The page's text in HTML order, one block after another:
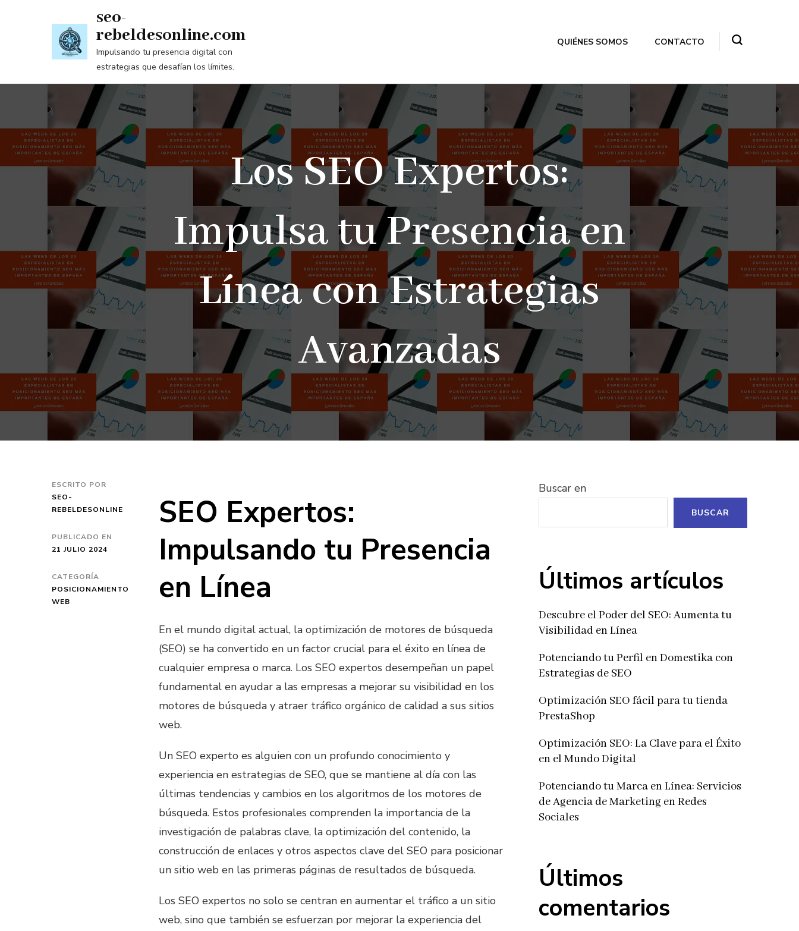
la
seo-
rebeldesonline.com
Impulsando tu presencia digital con
estrategias que desafían los límites.
QUIÉNES SOMOS CONTACTO
Los SEO Expertos:
Impulsa tu Presencia en
Línea con Estrategias
Avanzadas
ESCRITO POR
SEO-
REBELDESONLINE
PUBLICADO EN
21 JULIO 2024
CATEGORÍA
POSICIONAMIENTO
WEB
SEO Expertos:
Impulsando tu Presencia
en Línea
En el mundo digital actual, la optimización de motores de búsqueda
(SEO) se ha convertido en un factor crucial para el éxito en línea de
cualquier empresa o marca. Los SEO expertos desempeñan un papel
fundamental en ayudar a las empresas a mejorar su visibilidad en los
motores de búsqueda y atraer tráfico orgánico de calidad a sus sitios
web.
Un SEO experto es alguien con un profundo conocimiento y
experiencia en estrategias de SEO, que se mantiene al día con las
últimas tendencias y cambios en los algoritmos de los motores de
búsqueda. Estos profesionales comprenden la importancia de la
investigación de palabras clave, la optimización del contenido, la
construcción de enlaces y otros aspectos clave del SEO para posicionar
un sitio web en las primeras páginas de resultados de búsqueda.
Los SEO expertos no solo se centran en aumentar el tráfico a un sitio
web, sino que también se esfuerzan por mejorar la experiencia del
Buscar en
BUSCAR
Últimos artículos
Descubre el Poder del SEO: Aumenta tu
Visibilidad en Línea
Potenciando tu Perfil en Domestika con
Estrategias de SEO
Optimización SEO fácil para tu tienda
PrestaShop
Optimización SEO: La Clave para el Éxito
en el Mundo Digital
Potenciando tu Marca en Línea: Servicios
de Agencia de Marketing en Redes
Sociales
Últimos
comentarios